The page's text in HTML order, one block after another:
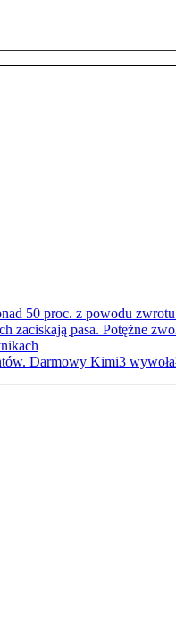
50 proc. z powodu zwrotu
zaciskają pasa. Potężne
Darmowy Kimi3